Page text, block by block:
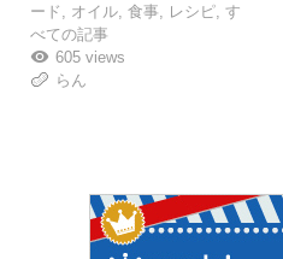
ード
オイル, 食事 レシピ, す
べての記事
605 views
らん